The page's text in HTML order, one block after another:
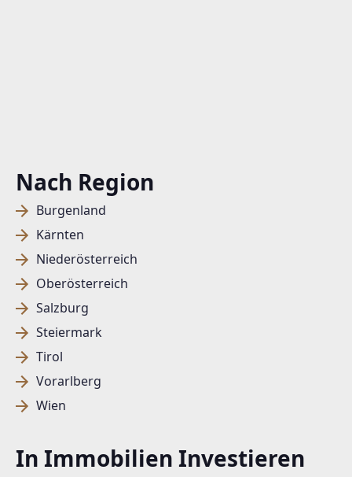
Nach Region
Burgenland
Kärnten
Niederösterreich
Oberösterreich
Salzburg
Steiermark
Tirol
Vorarlberg
Wien
In Immobilien Investieren